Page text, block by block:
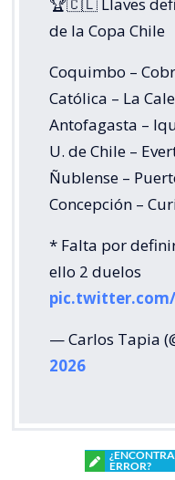
🏆🇨🇱 Llaves
de la Copa Chile
Coquimbo –
Católica – La
Antofagasta –
U. de Chile –
Ñublense –
Concepción –
* Falta por
ello 2 duelos
— Carlos Tapia
2026
ERROR?